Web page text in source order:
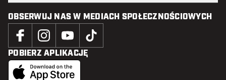
OBSERWUJ NAS W MEDIACH SPOŁECZNOŚCIOWYCH
POBIERZ APLIKACJĘ